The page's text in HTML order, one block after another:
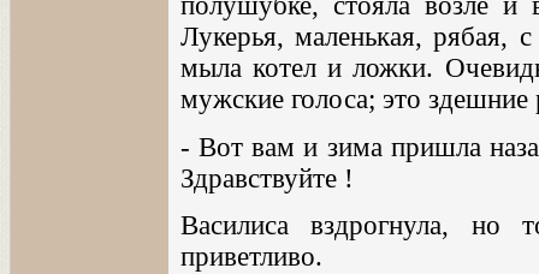
Лукерья, маленькая, рябая,
мыла котел и ложки.
мужские голоса; это
- Вот вам и зима пришла
Здравствуйте !
Василиса вздрогнула, но
приветливо.